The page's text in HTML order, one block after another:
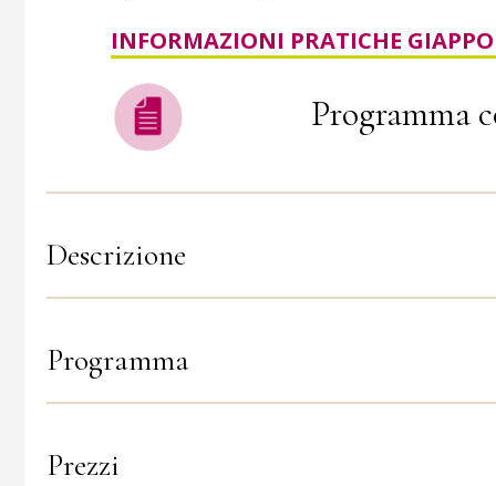
INFORMAZIONI PRATICHE
Programma
Descrizione
Programma
Prezzi